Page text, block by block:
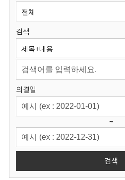
원
회
검색
의결일
~
검색